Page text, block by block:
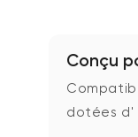
Conçu
dotées d'